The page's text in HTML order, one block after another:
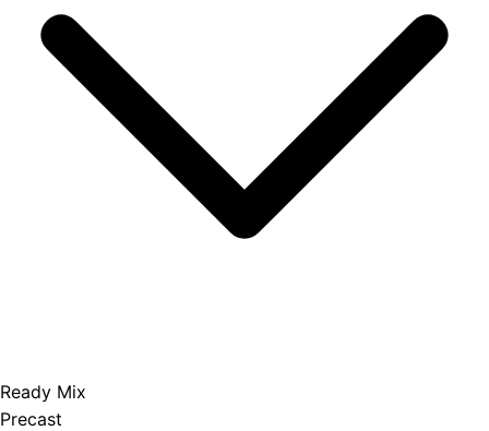
Ready Mix
Precast